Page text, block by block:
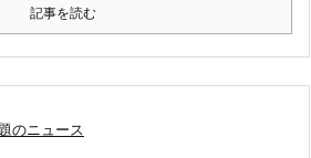
記事を読む
のニュース